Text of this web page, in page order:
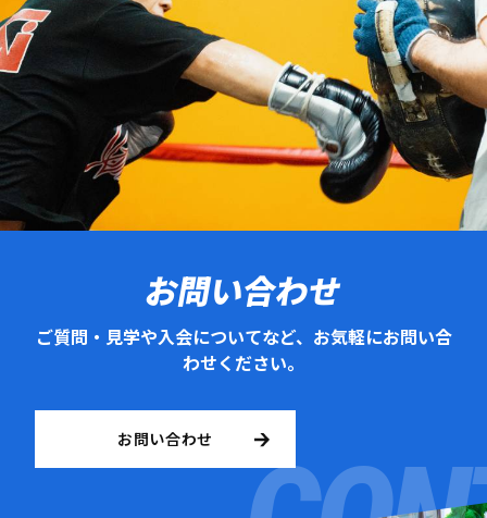
お問い合わせ
ご質問・見学や入会についてなど、お気軽にお問い合
わせください。
お問い合わせ